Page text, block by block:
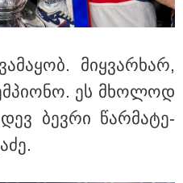
მიყ­ვარ­ხარ,
ეს მხო­ლოდ
ბევ­რი წარ­მა­ტე­